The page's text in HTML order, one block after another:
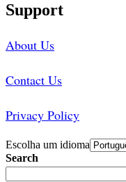
Support
About Us
Contact Us
Privacy Policy
Escolha um idioma
Search